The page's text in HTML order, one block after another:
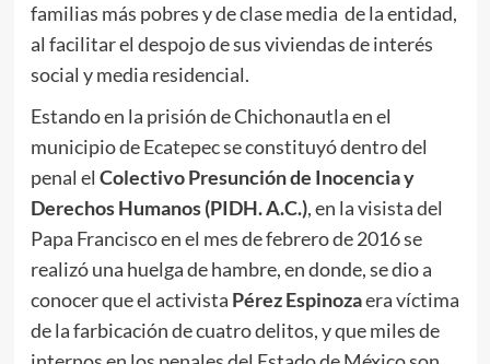
familias más pobres y de clase media de la entidad,
al facilitar el despojo de sus viviendas de interés
social y media residencial.
Estando en la prisión de Chichonautla en el
municipio de Ecatepec se constituyó dentro del
penal el Colectivo Presunción de Inocencia y
Derechos Humanos (PIDH. A.C.), en la visista del
Papa Francisco en el mes de febrero de 2016 se
realizó una huelga de hambre, en donde, se dio a
conocer que el activista Pérez Espinozaera víctima
de la farbicación de cuatro delitos, y que miles de